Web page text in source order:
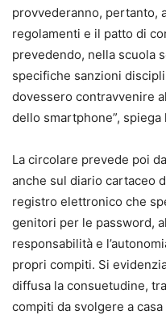
provvederanno, pertanto,
regolamenti e il patto di
prevedendo, nella scuola
specifiche sanzioni
dovessero contravvenire
dello smartphone”, spiega
La circolare prevede poi
anche sul diario cartaceo
registro elettronico che
genitori per le password,
responsabilità e
propri compiti. Si
diffusa la consuetudine,
compiti da svolgere a